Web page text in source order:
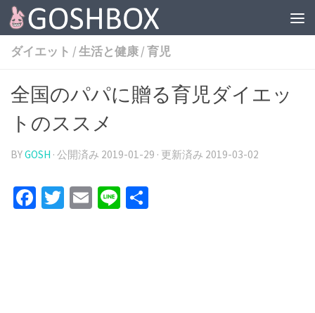
コンテンツへスキップ
ダイエット /生活と健康/育児
全国のパパに贈る育児ダイエッ
トのススメ
BYGOSH · 公開済み 2019-01-29 · 更新済み 2019-03-02
Facebook
Twitter
Email
Line